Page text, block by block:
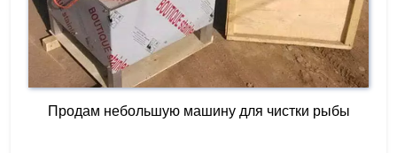
Продам небольшую машину для чистки рыбы